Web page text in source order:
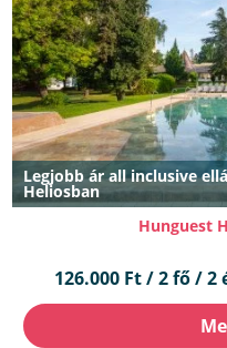
Legjobb ár all inclusive
Heliosban
Hunguest
126.000 Ft / 2 fő / 2